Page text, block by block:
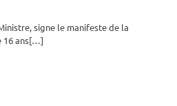
signe le manifeste de la
16 ans[…]